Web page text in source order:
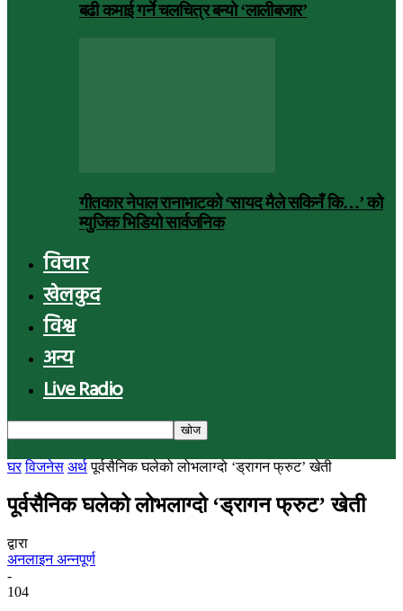
बढी कमाई गर्ने चलचित्र बन्यो ‘लालीबजार’
गीतकार नेपाल रानाभाटको ‘सायद मैले सकिनँ कि…’ को
म्युजिक भिडियो सार्वजनिक
विचार
खेलकुद
विश्व
अन्य
Live Radio
घर विजनेस अर्थ पूर्वसैनिक घलेको लोभलाग्दो ‘ड्रागन फ्रुट’ खेती
पूर्वसैनिक घलेको लोभलाग्दो ‘ड्रागन फ्रुट’ खेती
द्वारा
अनलाइन अन्नपूर्ण
-
104